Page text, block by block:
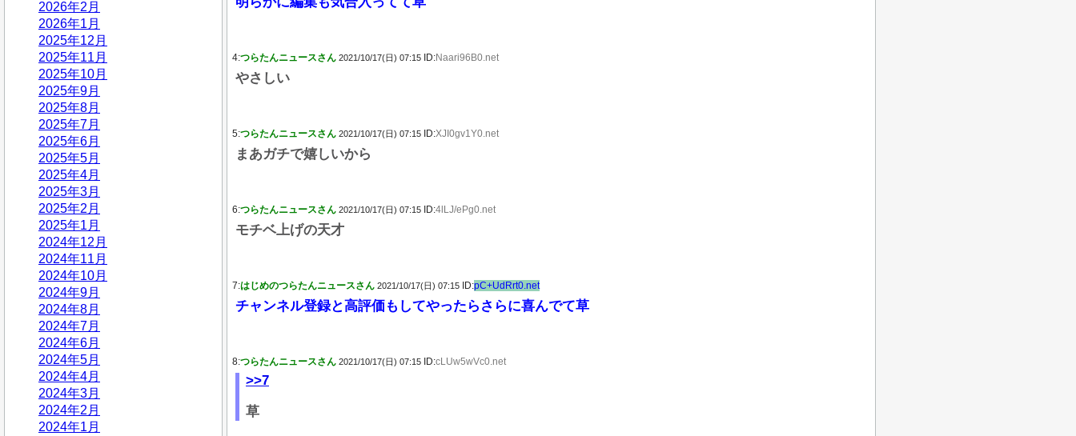
2026年2月
2026年1月
2025年12月
2025年11月
2025年10月
2025年9月
2025年8月
2025年7月
2025年6月
2025年5月
2025年4月
2025年3月
2025年2月
2025年1月
2024年12月
2024年11月
2024年10月
2024年9月
2024年8月
2024年7月
2024年6月
2024年5月
2024年4月
2024年3月
2024年2月
2024年1月
4:つらたんニュースさん 2021/10/17(日) 07:15 ID:Naari96B0.net
やさしい
5:つらたんニュースさん 2021/10/17(日) 07:15 ID:XJI0gv1Y0.net
まあガチで嬉しいから
6:つらたんニュースさん 2021/10/17(日) 07:15 ID:4lLJ/ePg0.net
モチベ上げの天才
7:はじめのつらたんニュースさん 2021/10/17(日) 07:15 ID:pC+UdRrt0.net
チャンネル登録と高評価もしてやったらさらに喜んでて草
8:つらたんニュースさん 2021/10/17(日) 07:15 ID:cLUw5wVc0.net
>>7
草